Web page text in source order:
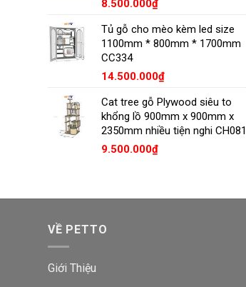
8.500.000₫
Tủ gỗ cho mèo kèm led size
1100mm * 800mm * 1700mm
CC334
14.500.000₫
Cat tree gỗ Plywood siêu to
khổng lồ 900mm x 900mm x
2350mm nhiều tiện nghi CH081
9.500.000₫
VỀ PETTO
Giới Thiệu